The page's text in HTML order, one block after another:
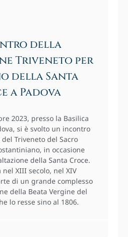
della
Triveneto per
della Santa
a Padova
2023, presso la Basilica
si è svolto un incontro
Triveneto del Sacro
in occasione
della Santa Croce.
XIII secolo, nel XIV
di un grande complesso
della Beata Vergine del
lo resse sino al 1806.